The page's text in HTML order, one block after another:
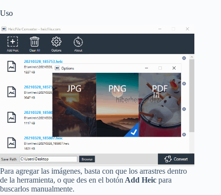
Uso
Para agregar las imágenes, basta con que los arrastres dentro
de la herramienta, o que des en el botón Add Heic para
buscarlos manualmente.